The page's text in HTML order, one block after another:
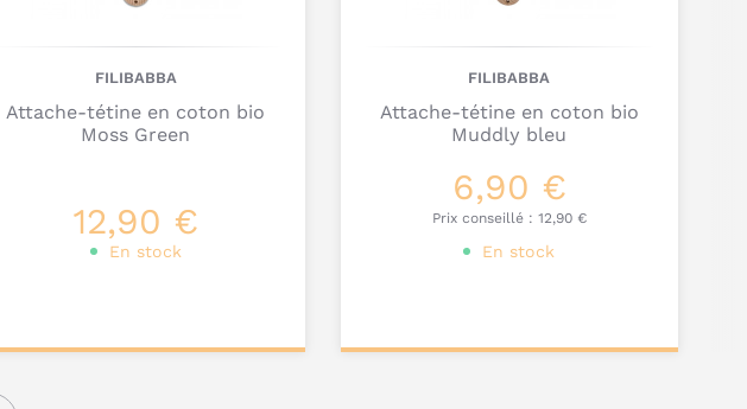
FILIBABBA
Attache-tétine en coton bio
Moss Green
12,90 €
En stock
FILIBABBA
Attache-tétine en coton bio
Muddly bleu
6,90 €
Prix conseillé : 12,90 €
En stock